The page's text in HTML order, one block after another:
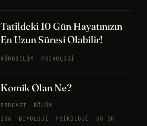
Tatildeki 10 Gün Hayatınızın
En Uzun Süresi Olabilir!
NÖROBILIM PSIKOLOJI
Komik Olan Ne?
PODCAST
BÖLÜM
236
BIYOLOJI PSIKOLOJI 30 DK